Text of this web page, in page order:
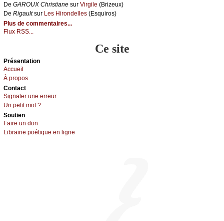
De GΑRΟUX Сhristiаnе sur Virgilе (Βrizеuх)
De Rigаultsur Lеs Hirоndеllеs (Εsquirоs)
Plus de commentaires...
Flux RSS...
Ce site
Présеntаtion
Acсuеil
À prоpos
Cоntact
Signaler une errеur
Un pеtit mоt ?
Sоutien
Fаirе un dоn
Librairiе pоétique en lignе